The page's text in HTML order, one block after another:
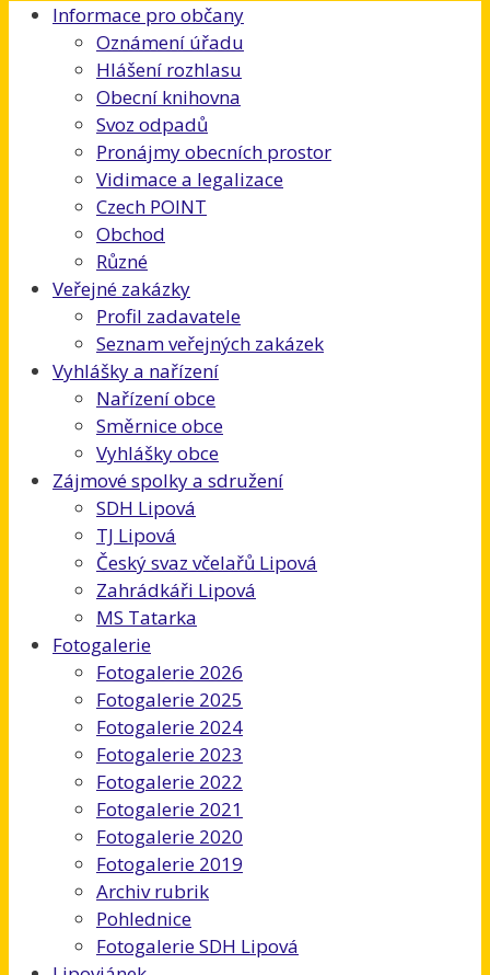
Informace pro občany
Oznámení úřadu
Hlášení rozhlasu
Obecní knihovna
Svoz odpadů
Pronájmy obecních prostor
Vidimace a legalizace
Czech POINT
Obchod
Různé
Veřejné zakázky
Profil zadavatele
Seznam veřejných zakázek
Vyhlášky a nařízení
Nařízení obce
Směrnice obce
Vyhlášky obce
Zájmové spolky a sdružení
SDH Lipová
TJ Lipová
Český svaz včelařů Lipová
Zahrádkáři Lipová
MS Tatarka
Fotogalerie
Fotogalerie 2026
Fotogalerie 2025
Fotogalerie 2024
Fotogalerie 2023
Fotogalerie 2022
Fotogalerie 2021
Fotogalerie 2020
Fotogalerie 2019
Archiv rubrik
Pohlednice
Fotogalerie SDH Lipová